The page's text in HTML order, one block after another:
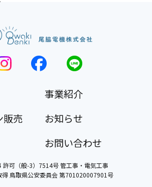
事業紹介
販売
お知らせ
お問い合わせ
許可（般-3）7514号 管工事・電気工事
得 鳥取県公安委員会 第701020007901号